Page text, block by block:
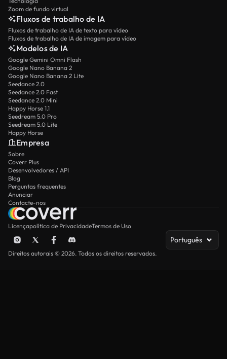
Zoom de fundo virtual
Fluxos de trabalho de IA
Fluxos de trabalho de IA de texto para vídeo
Fluxos de trabalho de IA de imagem para vídeo
Modelos de IA
Google Gemini Omni Flash
Google Nano Banana 2
Google Nano Banana 2 Lite
Seedance 2.0
Seedance 2.0 Fast
Seedance 2.0 Mini
Happy Horse 1.1
Seedream 5.0 Pro
Seedream 5.0 Lite
Happy Horse
Empresa
Sobre
Coverr Plus
Desenvolvedores / API
Blog
Perguntas frequentes
Anunciar
Contacte-nos
Licençapolítica de PrivacidadeTermos de Uso
Português
Direitos autorais © 2026. Todos os direitos reservados.